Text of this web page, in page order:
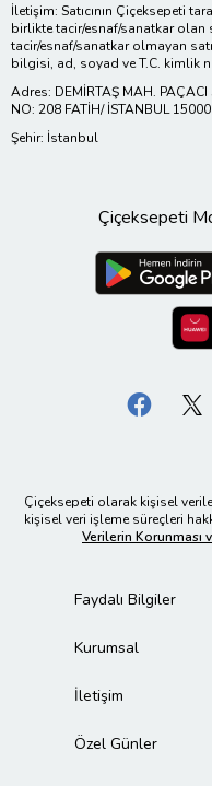
İletişim: Satıcının Çiçeksepeti
birlikte tacir/esnaf/sanatkar olan
tacir/esnaf/sanatkar olmayan
bilgisi, ad, soyad ve T.C. kimlik
Adres: DEMİRTAŞ MAH. PAÇACI
NO: 208 FATİH/ İSTANBUL
Şehir: İstanbul
Çiçeksepeti
Çiçeksepeti olarak kişisel
kişisel veri işleme süreçleri
Verilerin Korunması
Faydalı Bilgiler
Kurumsal
İletişim
Özel Günler